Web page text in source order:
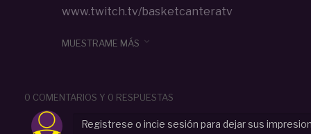
www.twitch.tv/basketcanteratv
MUESTRAME MÁS 
0 COMENTARIOS Y 0 RESPUESTAS